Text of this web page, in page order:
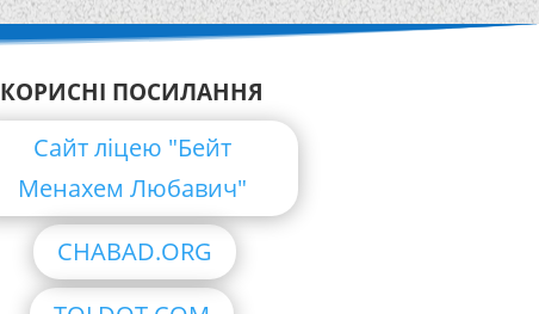
КОРИСНІ ПОСИЛАННЯ
Сайт ліцею "Бейт
Менахем Любавич"
CHABAD.ORG